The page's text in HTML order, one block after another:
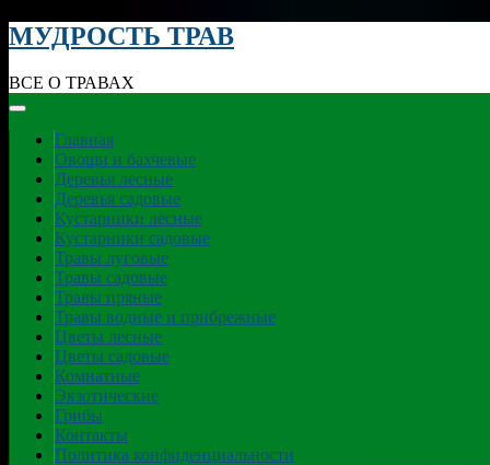
МУДРОСТЬ ТРАВ
ВСЕ О ТРАВАХ
Главная
Овощи и бахчевые
Деревья лесные
Деревья садовые
Кустарники лесные
Кустарники садовые
Травы луговые
Травы садовые
Травы пряные
Травы водные и прибрежные
Цветы лесные
Цветы садовые
Комнатные
Экзотические
Грибы
Контакты
Политика конфиденциальности